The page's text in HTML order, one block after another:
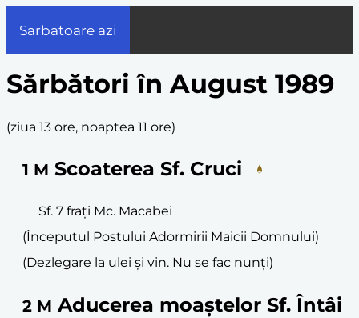
Sarbatoare azi
Sărbători în August 1989
(ziua 13 ore, noaptea 11 ore)
1 M Scoaterea Sf. Cruci
Sf. 7 frați Mc. Macabei
(Începutul Postului Adormirii Maicii Domnului)
(Dezlegare la ulei și vin. Nu se fac nunți)
2 M Aducerea moaștelor Sf. Întâi